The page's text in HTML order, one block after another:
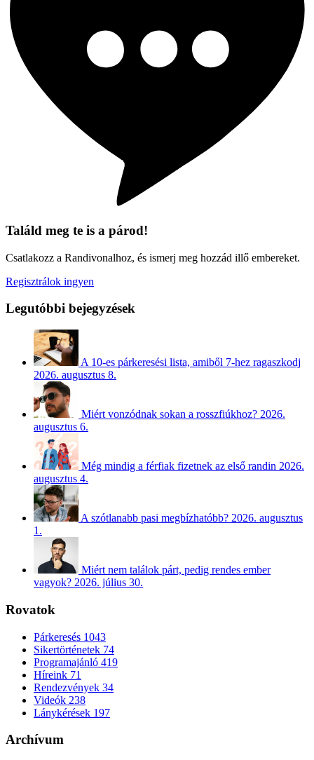
Találd meg te is a párod!
Csatlakozz a Randivonalhoz, és ismerj meg hozzád illő embereket.
Regisztrálok ingyen
Legutóbbi bejegyzések
A 10-es párkeresési lista, amiből 7-hez ragaszkodj
2026. augusztus 8.
Miért vonzódnak sokan a rosszfiúkhoz? 2026.
augusztus 6.
Még mindig a férfiak fizetnek az első randin 2026.
augusztus 4.
A szótlanabb pasi megbízhatóbb? 2026. augusztus
1.
Miért nem találok párt, pedig rendes ember
vagyok? 2026. július 30.
Rovatok
Párkeresés 1043
Sikertörténetek 74
Programajánló 419
Híreink 71
Rendezvények 34
Videók 238
Lánykérések 197
Archívum